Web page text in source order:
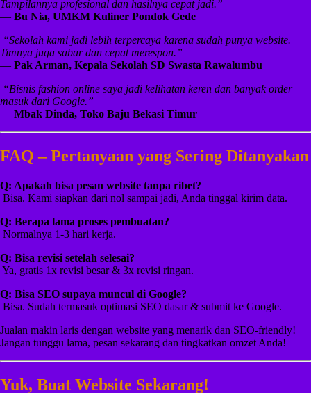
Tampilannya profesional dan hasilnya cepat jadi.”
— Bu Nia, UMKM Kuliner Pondok Gede
“Sekolah kami jadi lebih terpercaya karena sudah punya website.
Timnya juga sabar dan cepat merespon.”
— Pak Arman, Kepala Sekolah SD Swasta Rawalumbu
“Bisnis fashion online saya jadi kelihatan keren dan banyak order
masuk dari Google.”
— Mbak Dinda, Toko Baju Bekasi Timur
FAQ – Pertanyaan yang Sering Ditanyakan
Q: Apakah bisa pesan website tanpa ribet?
️ Bisa. Kami siapkan dari nol sampai jadi, Anda tinggal kirim data.
Q: Berapa lama proses pembuatan?
️ Normalnya 1-3 hari kerja.
Q: Bisa revisi setelah selesai?
️ Ya, gratis 1x revisi besar & 3x revisi ringan.
Q: Bisa SEO supaya muncul di Google?
️ Bisa. Sudah termasuk optimasi SEO dasar & submit ke Google.
Jualan makin laris dengan website yang menarik dan SEO-friendly!
Jangan tunggu lama, pesan sekarang dan tingkatkan omzet Anda!
Yuk, Buat Website Sekarang!